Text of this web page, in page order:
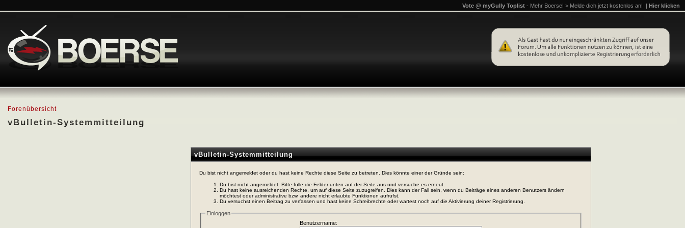
Forenübersicht
vBulletin-Systemmitteilung
Vote @ myGully Toplist - Mehr Boerse! > Melde dich jetzt kostenlos an! | Hier klicken
vBulletin-Systemmitteilung
Du bist nicht angemeldet oder du hast keine Rechte diese Seite zu betreten. Dies könnte einer der Gründe sein:
Du bist nicht angemeldet. Bitte fülle die Felder unten auf der Seite aus und versuche es erneut.
Du hast keine ausreichenden Rechte, um auf diese Seite zuzugreifen. Dies kann der Fall sein, wenn du Beiträge eines anderen Benutzers ändern
möchtest oder administrative bzw. andere nicht erlaubte Funktionen aufrufst.
Du versuchst einen Beitrag zu verfassen und hast keine Schreibrechte oder wartest noch auf die Aktivierung deiner Registrierung.
Einloggen
Benutzername: